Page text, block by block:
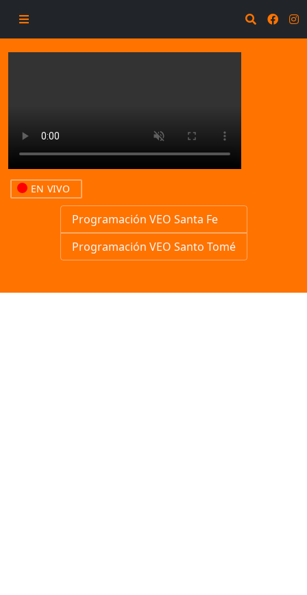
EN VIVO
Programación VEO Santa Fe
Programación VEO Santo Tomé